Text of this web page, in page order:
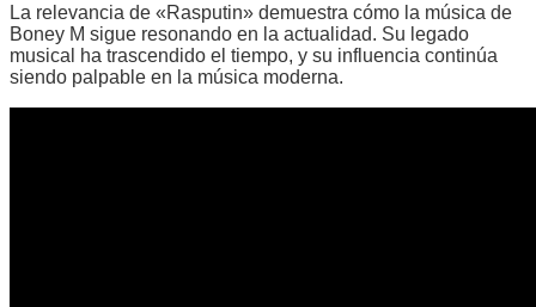
La relevancia de «Rasputin» demuestra cómo la música de
Boney M sigue resonando en la actualidad. Su legado
musical ha trascendido el tiempo, y su influencia continúa
siendo palpable en la música moderna.